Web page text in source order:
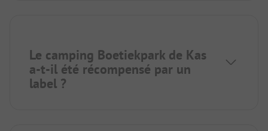
Le camping Boetiekpark de Kas
a-t-il été récompensé par un
label ?